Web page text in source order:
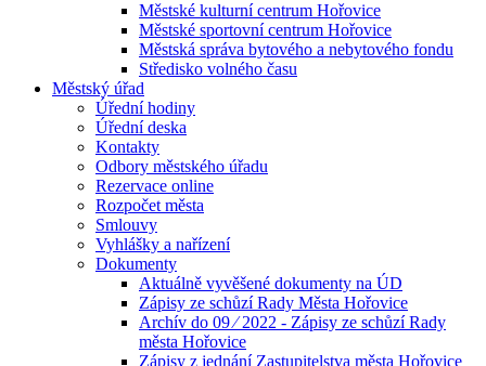
Městské kulturní centrum Hořovice
Městské sportovní centrum Hořovice
Městská správa bytového a nebytového fondu
Středisko volného času
Městský úřad
Úřední hodiny
Úřední deska
Kontakty
Odbory městského úřadu
Rezervace online
Rozpočet města
Smlouvy
Vyhlášky a nařízení
Dokumenty
Aktuálně vyvěšené dokumenty na ÚD
Zápisy ze schůzí Rady Města Hořovice
Archív do 09 ⁄ 2022 - Zápisy ze schůzí Rady
města Hořovice
Zápisy z jednání Zastupitelstva města Hořovice